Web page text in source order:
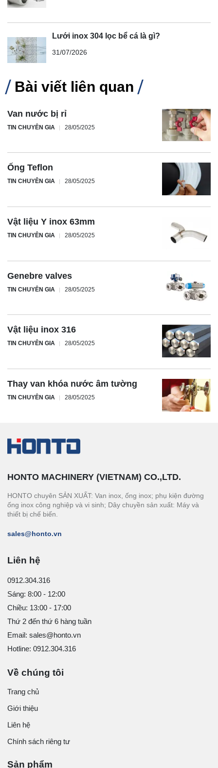
Lưới inox 304 lọc bể cá là gì?
31/07/2026
Bài viết liên quan
Van nước bị rỉ
TIN CHUYÊN GIA 28/05/2025
Ống Teflon
TIN CHUYÊN GIA 28/05/2025
Vật liệu Y inox 63mm
TIN CHUYÊN GIA 28/05/2025
Genebre valves
TIN CHUYÊN GIA 28/05/2025
Vật liệu inox 316
TIN CHUYÊN GIA 28/05/2025
Thay van khóa nước âm tường
TIN CHUYÊN GIA 28/05/2025
HONTO MACHINERY (VIETNAM) CO.,LTD.
HONTO chuyên SẢN XUẤT: Van inox, ống inox; phụ kiện đường
ống inox công nghiệp và vi sinh; Dây chuyền sản xuất: Máy và
thiết bị chế biến.
sales@honto.vn
Liên hệ
0912.304.316
Sáng: 8:00 - 12:00
Chiều: 13:00 - 17:00
Thứ 2 đến thứ 6 hàng tuần
Email: sales@honto.vn
Hotline: 0912.304.316
Về chúng tôi
Trang chủ
Giới thiệu
Liên hệ
Chính sách riêng tư
Sản phẩm